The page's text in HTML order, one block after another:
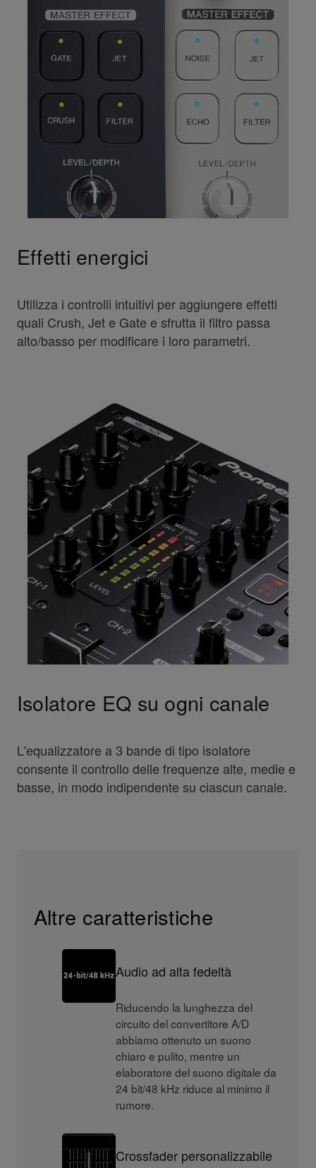
Effetti energici
Utilizza i controlli intuitivi per aggiungere effetti
quali Crush, Jet e Gate e sfrutta il filtro passa
alto/basso per modificare i loro parametri.
Isolatore EQ su ogni canale
L'equalizzatore a 3 bande di tipo isolatore
consente il controllo delle frequenze alte, medie e
basse, in modo indipendente su ciascun canale.
Altre caratteristiche
Audio ad alta fedeltà
Riducendo la lunghezza del
circuito del convertitore A/D
abbiamo ottenuto un suono
chiaro e pulito, mentre un
elaboratore del suono digitale da
24 bit/48 kHz riduce al minimo il
rumore.
Crossfader personalizzabile